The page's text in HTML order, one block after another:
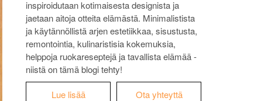
inspiroidutaan kotimaisesta designista ja
jaetaan aitoja otteita elämästä. Minimalistista
ja käytännöllistä arjen estetiikkaa, sisustusta,
remontointia, kulinaristisia kokemuksia,
helppoja ruokareseptejä ja tavallista elämää -
niistä on tämä blogi tehty!
Lue lisää Ota yhteyttä